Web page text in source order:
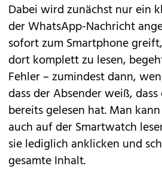
Dabei wird zunächst nur ein
der WhatsApp-Nachricht
sofort zum Smartphone
dort komplett zu lesen,
Fehler – zumindest dann,
dass der Absender weiß,
bereits gelesen hat. Man
auch auf der Smartwatch
sie lediglich anklicken und
gesamte Inhalt.